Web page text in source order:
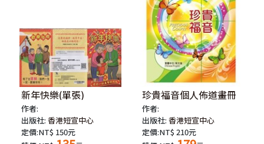
新年快樂(單張)
作者:
出版社:香港短宣中心
定價:NT$ 150元
珍貴福音個人佈道畫冊
作者:
出版社:香港短宣中心
定價:NT$ 210元